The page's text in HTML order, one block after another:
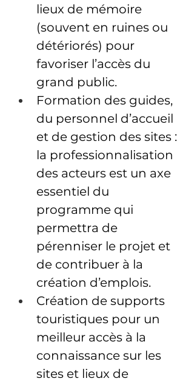
lieux de mémoire
(souvent en ruines ou
détériorés) pour
favoriser l’accès du
grand public.
Formation des guides,
du personnel d’accueil
et de gestion des sites :
la professionnalisation
des acteurs est un axe
essentiel du
programme qui
permettra de
pérenniser le projet et
de contribuer à la
création d’emplois.
Création de supports
touristiques pour un
meilleur accès à la
connaissance sur les
sites et lieux de